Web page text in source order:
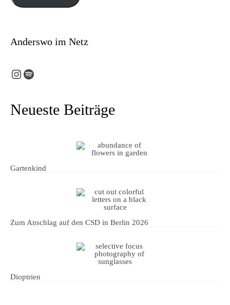
Anderswo im Netz
Instagram
Spotify
Neueste Beiträge
Gartenkind
Zum Anschlag auf den CSD in Berlin 2026
Dioptrien